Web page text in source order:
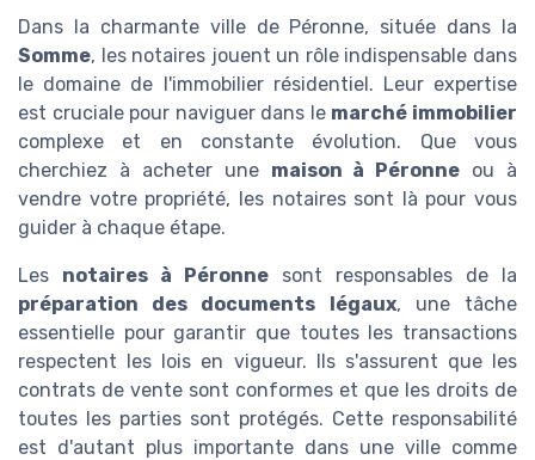
Dans la charmante ville de Péronne, située dans la
Somme, les notaires jouent un rôle indispensable dans
le domaine de l'immobilier résidentiel. Leur expertise
est cruciale pour naviguer dans le marché immobilier
complexe et en constante évolution. Que vous
cherchiez à acheter une maison à Péronne ou à
vendre votre propriété, les notaires sont là pour vous
guider à chaque étape.
Les notaires à Péronne sont responsables de la
préparation des documents légaux, une tâche
essentielle pour garantir que toutes les transactions
respectent les lois en vigueur. Ils s'assurent que les
contrats de vente sont conformes et que les droits de
toutes les parties sont protégés. Cette responsabilité
est d'autant plus importante dans une ville comme